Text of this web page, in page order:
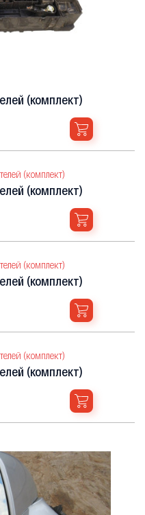
(комплект)
(комплект)
(комплект)
(комплект)